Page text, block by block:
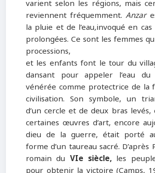
varient selon les régions, mais
reviennent fréquemment.Anzar
la pluie et de l’eau,invoqué en cas
prolongées. Ce sont les femmes
processions,
et les enfants font le tour du
dansant pour appeler l’eau du
vénérée comme protectrice de
civilisation. Son symbole, un
d’un cercle et de deux bras
certaines œuvres d’art, encore
dieu de la guerre, était porté
forme d’un taureau sacré.
romain du VIe siècle, les